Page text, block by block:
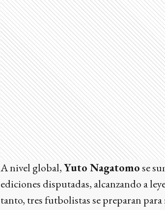
A nivel global,Yuto Nagatomose
ediciones disputadas, alcanzando a
tanto, tres futbolistas se preparan